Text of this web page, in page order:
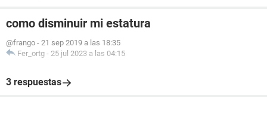
como disminuir mi estatura
@frango - 21 sep 2019 a las 18:35
Fer_ortg - 25 jul 2023 a las 04:15
3 respuestas